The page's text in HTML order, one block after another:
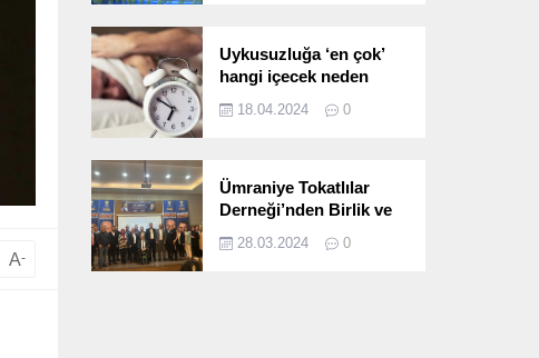
A-
Uykusuzluğa ‘en çok’
hangi içecek neden
18.04.2024 0
Ümraniye Tokatlılar
Derneği’nden Birlik ve
Programı
28.03.2024 0